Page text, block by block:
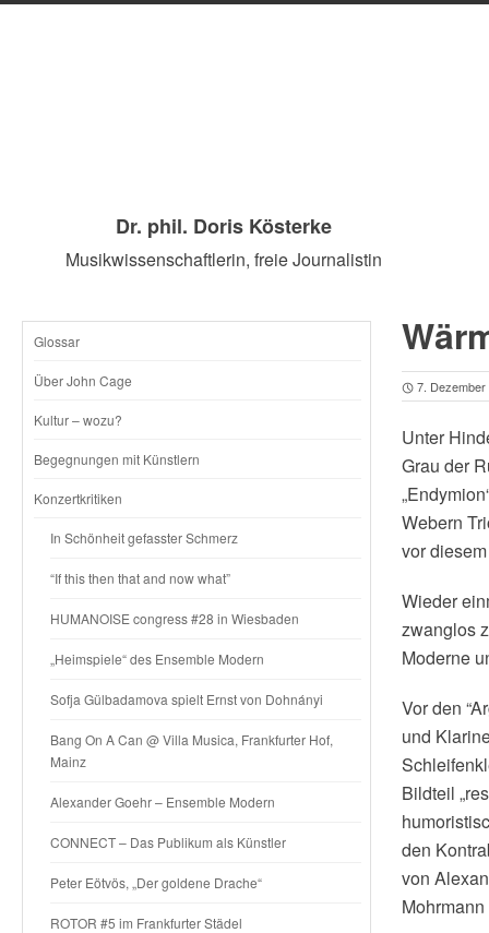
Dr. phil. Doris Kösterke
Musikwissenschaftlerin, freie Journalistin
SKIP
CONTENT
Glossar
Über John Cage
Kultur – wozu?
Begegnungen mit Künstlern
Konzertkritiken
In Schönheit gefasster Schmerz
“If this then that and now what”
HUMANOISE congress #28 in Wiesbaden
„Heimspiele“ des Ensemble Modern
Sofja Gülbadamova spielt Ernst von Dohnányi
Bang On A Can @ Villa Musica, Frankfurter Hof,
Mainz
Alexander Goehr – Ensemble Modern
CONNECT – Das Publikum als Künstler
Peter Eötvös, „Der goldene Drache“
ROTOR #5 im Frankfurter Städel
7. Dezember
Unter
Grau der
Webern
vor
Wieder
zwanglos
Moderne
Vor den
und
Bildteil
den
von